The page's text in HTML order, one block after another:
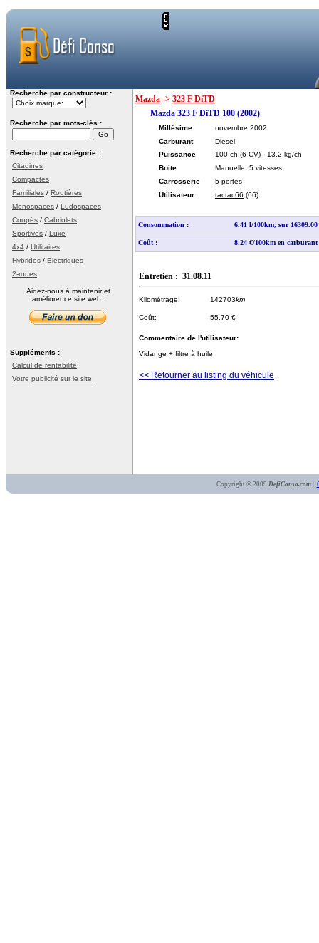
Recherche par constructeur :
Recherche par mots-clés :
Recherche par catégorie :
Citadines
Compactes
Familiales / Routières
Monospaces / Ludospaces
Coupés / Cabriolets
Sportives / Luxe
4x4 / Utilitaires
Hybrides / Electriques
2-roues
Aidez-nous à maintenir et
améliorer ce site web :
Suppléments :
Calcul de rentabilité
Votre publicité sur le site
Mazda -> 323 F DiTD
Mazda 323 F DiTD 100 (2002)
Millésime
novembre 2002
Carburant
Diesel
Puissance
100 ch (6 CV) - 13.2 kg/ch
Boite
Manuelle, 5 vitesses
Carrosserie
5 portes
Utilisateur
tactac66 (66)
Consommation : 6.41 l/100km, sur
Coût : 8.24 €/100km en carburant
Entretien : 31.08.11
Kilométrage: 142703km
Coût: 55.70 €
Commentaire de l'utilisateur:
Vidange + filtre à huile
<< Retourner au listing du véhicule
Copyright © 2009 DefiConso.com|